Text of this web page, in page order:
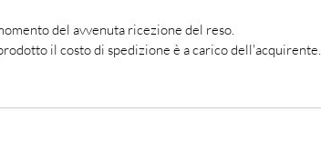
del avvenuta ricezione del reso.
il costo di spedizione è a carico dell'acquirente.